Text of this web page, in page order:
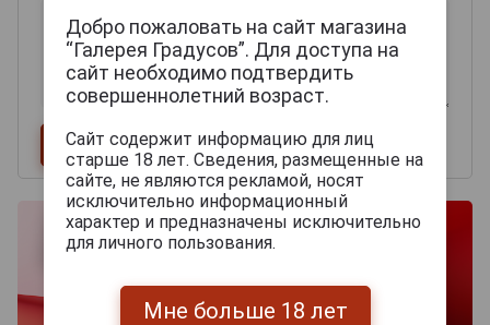
Добро пожаловать на сайт магазина
“Галерея Градусов”. Для доступа на
сайт необходимо подтвердить
совершеннолетний возраст.
Сайт содержит информацию для лиц
старше 18 лет. Сведения, размещенные на
сайте, не являются рекламой, носят
исключительно информационный
характер и предназначены исключительно
для личного пользования.
Мне больше 18 лет